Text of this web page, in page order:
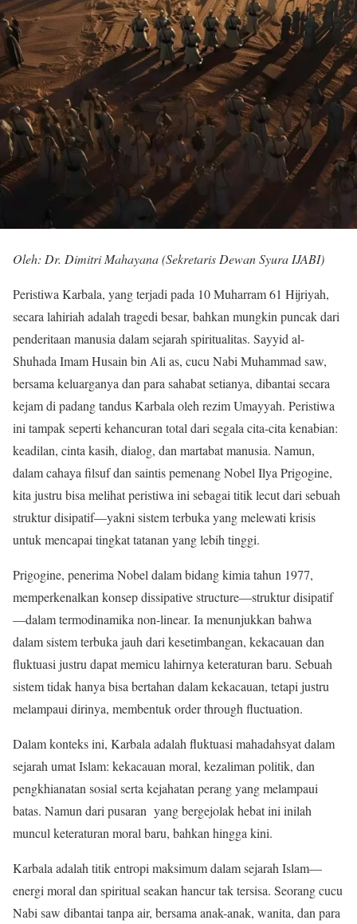
Oleh: Dr. Dimitri Mahayana (Sekretaris Dewan Syura IJABI)
Peristiwa Karbala, yang terjadi pada 10 Muharram 61 Hijriyah,
secara lahiriah adalah tragedi besar, bahkan mungkin puncak dari
penderitaan manusia dalam sejarah spiritualitas. Sayyid al-
Shuhada Imam Husain bin Ali as, cucu Nabi Muhammad saw,
bersama keluarganya dan para sahabat setianya, dibantai secara
kejam di padang tandus Karbala oleh rezim Umayyah. Peristiwa
ini tampak seperti kehancuran total dari segala cita-cita kenabian:
keadilan, cinta kasih, dialog, dan martabat manusia. Namun,
dalam cahaya filsuf dan saintis pemenang Nobel Ilya Prigogine,
kita justru bisa melihat peristiwa ini sebagai titik lecut dari sebuah
struktur disipatif—yakni sistem terbuka yang melewati krisis
untuk mencapai tingkat tatanan yang lebih tinggi.
Prigogine, penerima Nobel dalam bidang kimia tahun 1977,
memperkenalkan konsep dissipative structure—struktur disipatif
—dalam termodinamika non-linear. Ia menunjukkan bahwa
dalam sistem terbuka jauh dari kesetimbangan, kekacauan dan
fluktuasi justru dapat memicu lahirnya keteraturan baru. Sebuah
sistem tidak hanya bisa bertahan dalam kekacauan, tetapi justru
melampaui dirinya, membentuk order through fluctuation.
Dalam konteks ini, Karbala adalah fluktuasi mahadahsyat dalam
sejarah umat Islam: kekacauan moral, kezaliman politik, dan
pengkhianatan sosial serta kejahatan perang yang melampaui
batas. Namun dari pusaran yang bergejolak hebat ini inilah
muncul keteraturan moral baru, bahkan hingga kini.
Karbala adalah titik entropi maksimum dalam sejarah Islam—
energi moral dan spiritual seakan hancur tak tersisa. Seorang cucu
Nabi saw dibantai tanpa air, bersama anak-anak, wanita, dan para